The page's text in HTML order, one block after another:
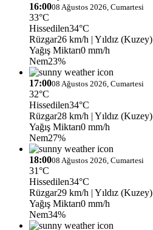
16:0008 Ağustos 2026, Cumartesi
33°C
Hissedilen34°C
Rüzgar26 km/h | Yıldız (Kuzey)
Yağış Miktarı0 mm/h
Nem23%
17:0008 Ağustos 2026, Cumartesi
32°C
Hissedilen34°C
Rüzgar28 km/h | Yıldız (Kuzey)
Yağış Miktarı0 mm/h
Nem27%
18:0008 Ağustos 2026, Cumartesi
31°C
Hissedilen34°C
Rüzgar29 km/h | Yıldız (Kuzey)
Yağış Miktarı0 mm/h
Nem34%